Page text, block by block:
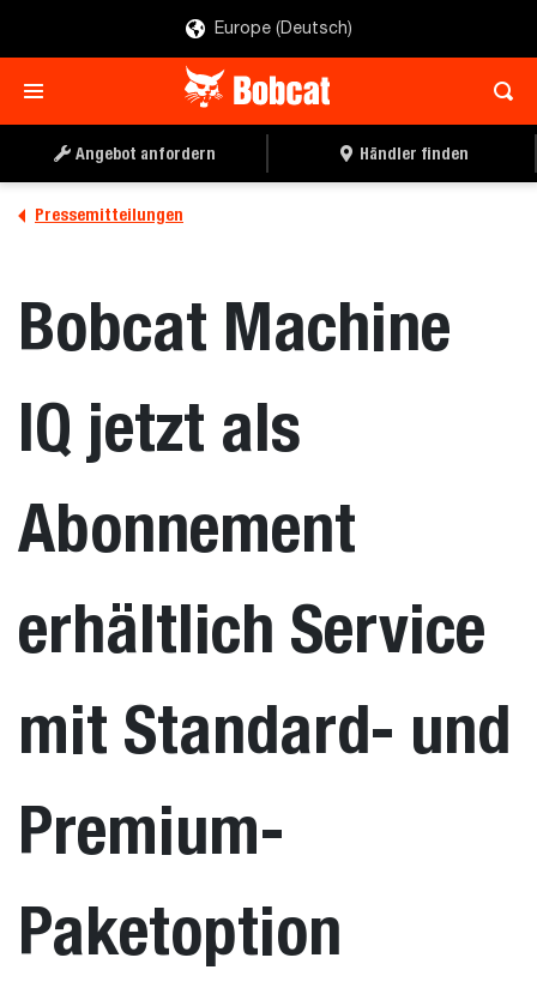
Europe (Deutsch)
Angebot anfordern Händler finden
Pressemitteilungen
Bobcat Machine
IQ jetzt als
Abonnement
erhältlich Service
mit Standard- und
Premium-
Paketoption